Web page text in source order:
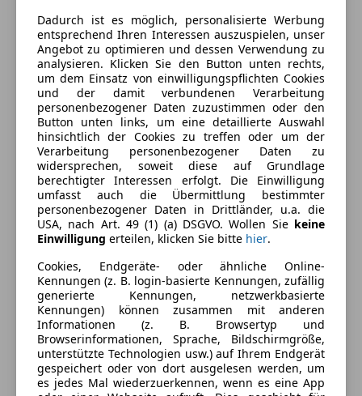
Ausstattung
Komfort
Berganfahrassistent
Einparkhilfe
Einparkhilfe Rückfahrkamera
Elektrische Heckklappe
Elektrische Seitenspiegel
Getönte Scheiben
Klimaautomatik
Lederlenkrad
Lichtsensor
Multifunktionslenkrad
Navigationssystem
Regensensor
Sitzheizung
Tempomat
Unterhaltung/Media
Mehr anzeigen
Farbe und Innenausstattung
Außenfarbe
Grau
Farbe laut Hersteller
Daytonagrauperleff.
Lackierung
Metallic
Innenausstattung
Fahrzeugbeschreibung
Alufelgen, Anhängevorr. schwenkbar, Außenspiegel
beheizbar, elektrisch & anklappbar, Durchladesystem,
Dadurch ist es möglich, personalisierte Werbung
entsprechend Ihren Interessen auszuspielen, unser
Angebot zu optimieren und dessen Verwendung zu
analysieren. Klicken Sie den Button unten rechts,
um dem Einsatz von einwilligungspflichten Cookies
und der damit verbundenen Verarbeitung
personenbezogener Daten zuzustimmen oder den
Button unten links, um eine detaillierte Auswahl
hinsichtlich der Cookies zu treffen oder um der
Verarbeitung personenbezogener Daten zu
widersprechen, soweit diese auf Grundlage
berechtigter Interessen erfolgt. Die Einwilligung
umfasst auch die Übermittlung bestimmter
personenbezogener Daten in Drittländer, u.a. die
USA, nach Art. 49 (1) (a) DSGVO. Wollen Sie keine
Einwilligung erteilen, klicken Sie bitte hier.
Cookies, Endgeräte- oder ähnliche Online-
Kennungen (z. B. login-basierte Kennungen, zufällig
generierte Kennungen, netzwerkbasierte
Kennungen) können zusammen mit anderen
Informationen (z. B. Browsertyp und
Browserinformationen, Sprache, Bildschirmgröße,
unterstützte Technologien usw.) auf Ihrem Endgerät
gespeichert oder von dort ausgelesen werden, um
es jedes Mal wiederzuerkennen, wenn es eine App